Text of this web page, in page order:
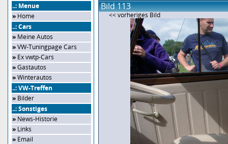
..: Menue
» Home
..: Cars
» Meine Autos
»VW-Tuningpage Cars
» Ex vwtp-Cars
»Gastautos
»Winterautos
..: VW-Treffen
» Bilder
..: Sonstiges
» News-Historie
» Links
» Email
Bild 113
<< vorheriges Bild